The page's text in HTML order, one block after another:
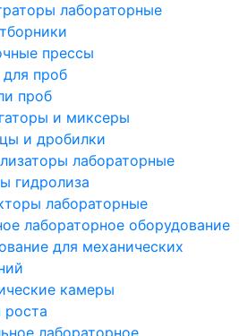
лабораторные
прессы
проб
проб
и миксеры
и дробилки
лабораторные
гидролиза
лабораторные
лабораторное оборудование
для механических
камеры
лабораторное